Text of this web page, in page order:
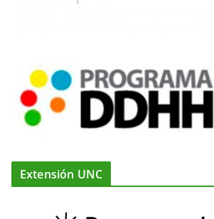
Extensión UNC